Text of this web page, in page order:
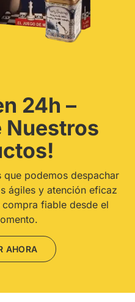
24h –
Nuestros
podemos despachar
ágiles y atención eficaz
fiable desde el
AHORA